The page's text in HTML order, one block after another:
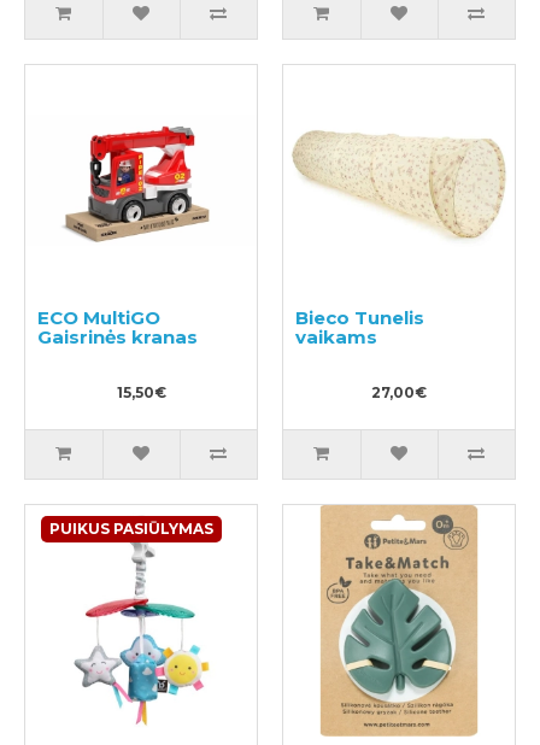
ECO MultiGO
Gaisrinės kranas
15,50€
Bieco Tunelis
vaikams
27,00€
PUIKUS PASIŪLYMAS